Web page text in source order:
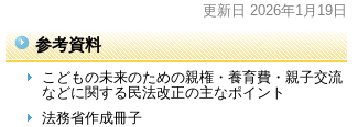
更新日 2026年1月19日
参考資料
こどもの未来のための親権・養育費・親子交流
などに関する民法改正の主なポイント
法務省作成冊子